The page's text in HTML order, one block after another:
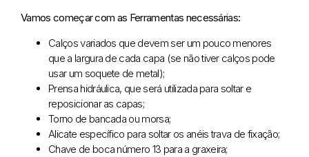
Vamos começar com as Ferramentas necessárias:
Calços variados que devem ser um pouco menores
que a largura de cada capa (se não tiver calços pode
usar um soquete de metal);
Prensa hidráulica, que será utilizada para soltar e
reposicionar as capas;
Torno de bancada ou morsa;
Alicate específico para soltar os anéis trava de fixação;
Chave de boca número 13 para a graxeira;